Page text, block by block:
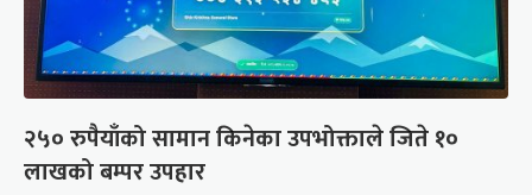
२५० रुपैयाँको सामान किनेका उपभोक्ताले जिते १०
लाखको बम्पर उपहार